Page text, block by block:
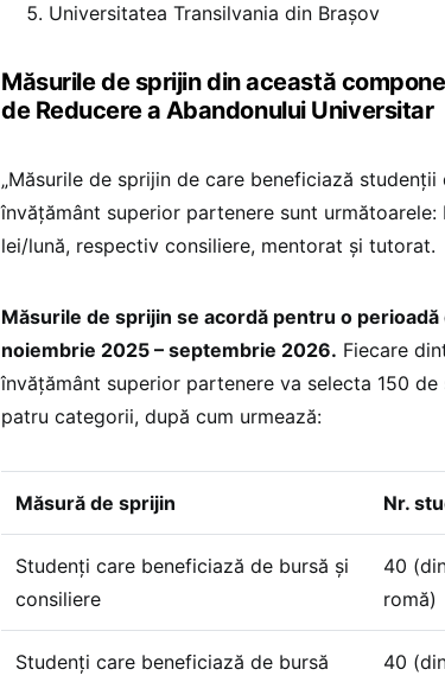
Universitatea Transilvania din Brașov
Măsurile de sprijin din această
de Reducere a Abandonului Universitar
„Măsurile de sprijin de care beneficiază
învățământ superior partenere sunt
lei/lună, respectiv consiliere, mentorat și tutorat.
Măsurile de sprijin se acordă pentru o perioadă
noiembrie 2025 – septembrie 2026. Fiecare
învățământ superior partenere va selecta 150
patru categorii, după cum urmează:
Măsură de sprijin Nr.
Studenți care beneficiază de bursă și
consiliere
40
romă)
Studenți care beneficiază de bursă
40